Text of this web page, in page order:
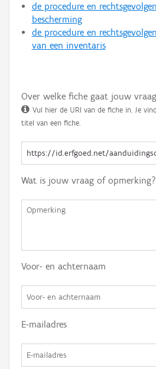
de procedure en
bescherming
de procedure en
van een inventaris
Over welke fiche gaat jouw
Vul hier de URI van de fiche in. Je
titel van een fiche.
Wat is jouw vraag of opmerking?
Voor- en achternaam
E-mailadres